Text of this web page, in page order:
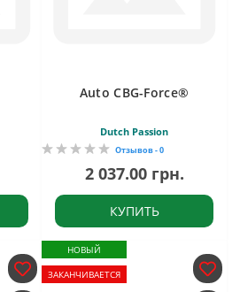
Auto CBG-Force®
Dutch Passion
Отзывов - 0
2 037.00 грн.
КУПИТЬ
НОВЫЙ
ЗАКАНЧИВАЕТСЯ